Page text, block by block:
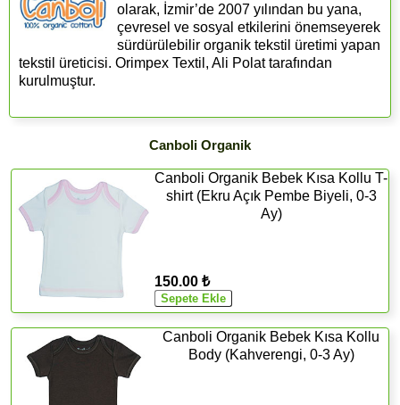
olarak, İzmir’de 2007 yılından bu yana,
çevresel ve sosyal etkilerini önemseyerek
sürdürülebilir organik tekstil üretimi yapan
tekstil üreticisi. Orimpex Textil, Ali Polat tarafından
kurulmuştur.
Canboli Organik
Canboli Organik Bebek Kısa Kollu T-
shirt (Ekru Açık Pembe Biyeli, 0-3
Ay)
150.00 ₺
Canboli Organik Bebek Kısa Kollu
Body (Kahverengi, 0-3 Ay)